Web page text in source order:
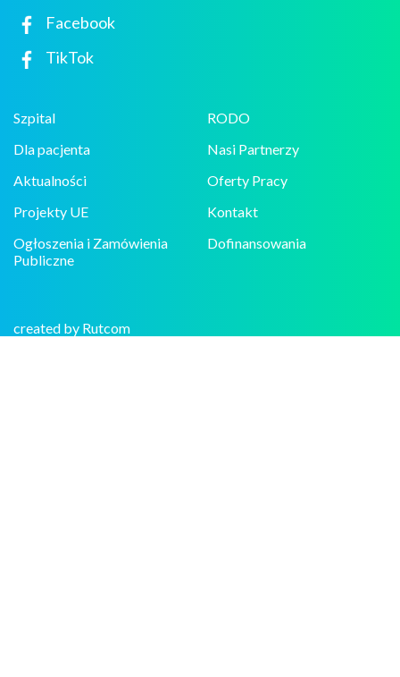
Facebook
TikTok
Szpital
Dla pacjenta
Aktualności
Projekty UE
Ogłoszenia i Zamówienia
Publiczne
RODO
Nasi Partnerzy
Oferty Pracy
Kontakt
Dofinansowania
created by Rutcom